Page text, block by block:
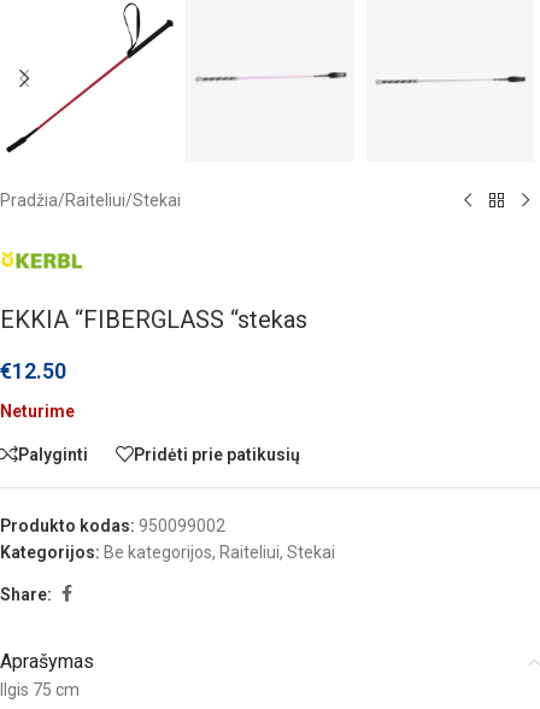
Pradžia/Raiteliui/Stekai
EKKIA “FIBERGLASS “stekas
€12.50
Neturime
Palyginti Pridėti prie patikusių
Produkto kodas: 950099002
Kategorijos: Be kategorijos, Raiteliui, Stekai
Share:
Aprašymas
Ilgis 75 cm